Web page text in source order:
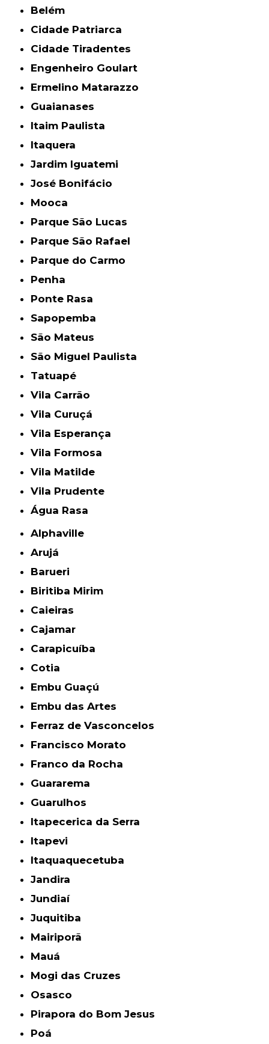
Belém
Cidade Patriarca
Cidade Tiradentes
Engenheiro Goulart
Ermelino Matarazzo
Guaianases
Itaim Paulista
Itaquera
Jardim Iguatemi
José Bonifácio
Mooca
Parque São Lucas
Parque São Rafael
Parque do Carmo
Penha
Ponte Rasa
Sapopemba
São Mateus
São Miguel Paulista
Tatuapé
Vila Carrão
Vila Curuçá
Vila Esperança
Vila Formosa
Vila Matilde
Vila Prudente
Água Rasa
Alphaville
Arujá
Barueri
Biritiba Mirim
Caieiras
Cajamar
Carapicuíba
Cotia
Embu Guaçú
Embu das Artes
Ferraz de Vasconcelos
Francisco Morato
Franco da Rocha
Guararema
Guarulhos
Itapecerica da Serra
Itapevi
Itaquaquecetuba
Jandira
Jundiaí
Juquitiba
Mairiporã
Mauá
Mogi das Cruzes
Osasco
Pirapora do Bom Jesus
Poá